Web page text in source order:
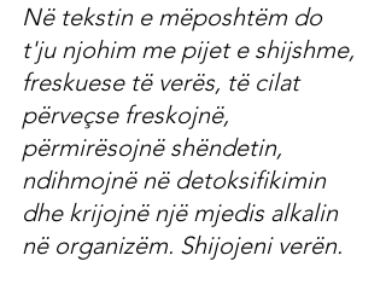
Në tekstin e mëposhtëm do
t'ju njohim me pijet e shijshme,
freskuese të verës, të cilat
përveçse freskojnë,
përmirësojnë shëndetin,
ndihmojnë në detoksifikimin
dhe krijojnë një mjedis alkalin
në organizëm. Shijojeni verën.